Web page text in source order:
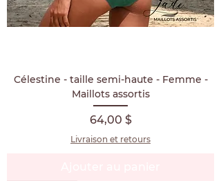
Célestine - taille semi-haute - Femme -
Maillots assortis
Prix
64,00 $
Livraison et retours